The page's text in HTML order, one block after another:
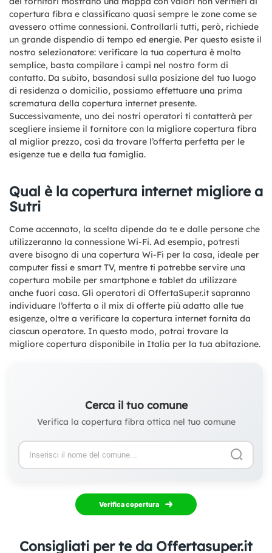
copertura fibra e classificano quasi sempre le zone come se
avessero ottime connessioni. Controllarli tutti, però, richiede
un grande dispendio di tempo ed energie. Per questo esiste il
nostro selezionatore: verificare la tua copertura è molto
semplice, basta compilare i campi nel nostro form di
contatto. Da subito, basandosi sulla posizione del tuo luogo
di residenza o domicilio, possiamo effettuare una prima
scrematura della copertura internet presente.
Successivamente, uno dei nostri operatori ti contatterà per
scegliere insieme il fornitore con la migliore copertura fibra
al miglior prezzo, così da trovare l’offerta perfetta per le
esigenze tue e della tua famiglia.
Qual è la copertura internet migliore a
Sutri
Come accennato, la scelta dipende da te e dalle persone che
utilizzeranno la connessione Wi-Fi. Ad esempio, potresti
avere bisogno di una copertura Wi-Fi per la casa, ideale per
computer fissi e smart TV, mentre ti potrebbe servire una
copertura mobile per smartphone e tablet da utilizzare
anche fuori casa. Gli operatori di OffertaSuper.it sapranno
individuare l’offerta o il mix di offerte più adatto alle tue
esigenze, oltre a verificare la copertura internet fornita da
ciascun operatore. In questo modo, potrai trovare la
migliore copertura disponibile in Italia per la tua abitazione.
Cerca il tuo comune
Verifica la copertura fibra ottica nel tuo comune
Verifica copertura
Consigliati per te da Offertasuper.it